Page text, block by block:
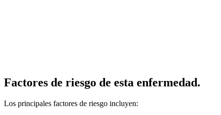
Factores de riesgo de esta enfermedad.
Los principales factores de riesgo incluyen: